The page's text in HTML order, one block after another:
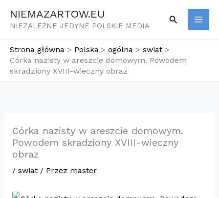
NIEMAZARTOW.EU
NIEZALEŻNE JEDYNE POLSKIE MEDIA
Szukaj
Strona główna Polska ogólna
swiat
Córka nazisty w areszcie domowym. Powodem
skradziony XVIII-wieczny obraz
Córka nazisty w areszcie domowym.
Powodem skradziony XVIII-wieczny
obraz
/ swiat/ Przez master